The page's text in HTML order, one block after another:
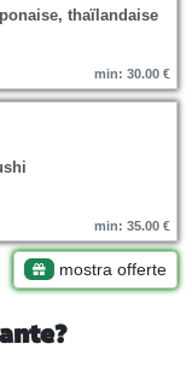
thaïlandaise
min: 30.00 €
min: 35.00 €
mostra offerte